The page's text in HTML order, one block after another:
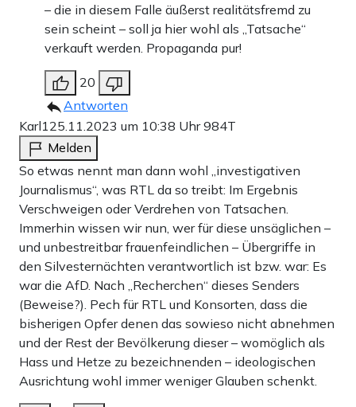
keinen Platz.
Zu den Kommentaren (28)
Einmalig Monatlich
Apollo News unterstützen
Zahlungsoptionen: Pay
Pay
10 €
15 € 25 € 50 € 100 €
Weiter zum Zahlen
Bank-Überweisung
– die in diesem Falle äußerst realitätsfremd zu
sein scheint – soll ja hier wohl als „Tatsache“
verkauft werden. Propaganda pur!
20
Antworten
Karl125.11.2023 um 10:38 Uhr984T
Melden
So etwas nennt man dann wohl „investigativen
Journalismus“, was RTL da so treibt: Im Ergebnis
Verschweigen oder Verdrehen von Tatsachen.
Immerhin wissen wir nun, wer für diese unsäglichen –
und unbestreitbar frauenfeindlichen – Übergriffe in
den Silvesternächten verantwortlich ist bzw. war: Es
war die AfD. Nach „Recherchen“ dieses Senders
(Beweise?). Pech für RTL und Konsorten, dass die
bisherigen Opfer denen das sowieso nicht abnehmen
und der Rest der Bevölkerung dieser – womöglich als
Hass und Hetze zu bezeichnenden – ideologischen
Ausrichtung wohl immer weniger Glauben schenkt.